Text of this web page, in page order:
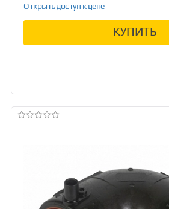
Открыть доступ к цене
КУПИТЬ